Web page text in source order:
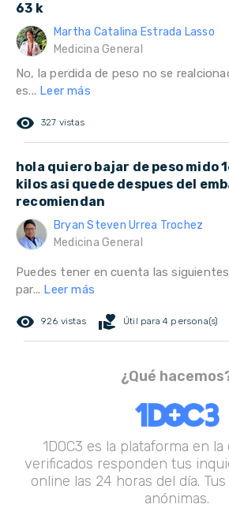
63 k
Martha Catalina Estrada Lasso
Medicina General
No, la perdida de peso no se
es... Leer más
remove_red_eye 327 vistas
hola quiero bajar de peso mido
kilos asi quede despues del
recomiendan
Bryan Steven Urrea Trochez
Medicina General
Puedes tener en cuenta las
par... Leer más
remove_red_eye 926 vistas volunteer_activism Útil para 4 persona(s)
¿Qué
1DOC3 es la plataforma en
verificados responden tus
online las 24 horas del día.
anónimas.